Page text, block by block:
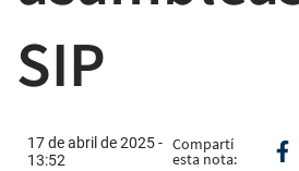
SIP
17 de abril de 2025 -
13:52
Compartí
esta nota: